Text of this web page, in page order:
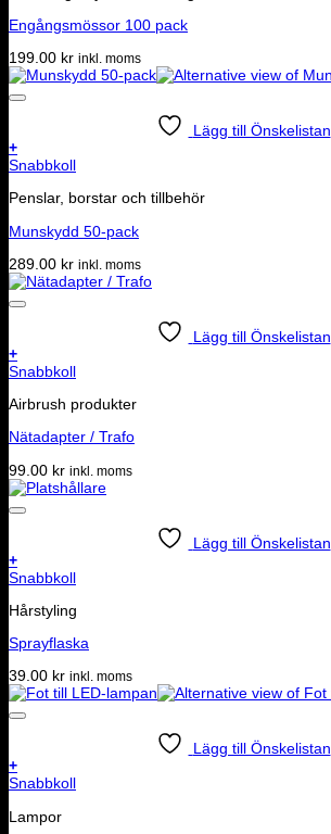
Engångsmössor 100 pack
199.00 kr inkl. moms
Lägg till Önskelistan
+
Snabbkoll
Penslar, borstar och tillbehör
Munskydd 50-pack
289.00 kr inkl. moms
Lägg till Önskelistan
+
Snabbkoll
Airbrush produkter
Nätadapter / Trafo
99.00 kr inkl. moms
Lägg till Önskelistan
+
Snabbkoll
Hårstyling
Sprayflaska
39.00 kr inkl. moms
Lägg till Önskelistan
+
Snabbkoll
Lampor